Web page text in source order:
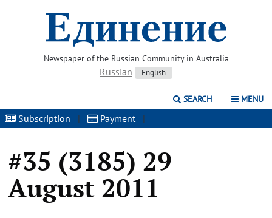
Newspaper of the Russian Community in Australia
Russian English
SEARCH MENU
Subscription | Payment |
#35 (3185) 29
August 2011